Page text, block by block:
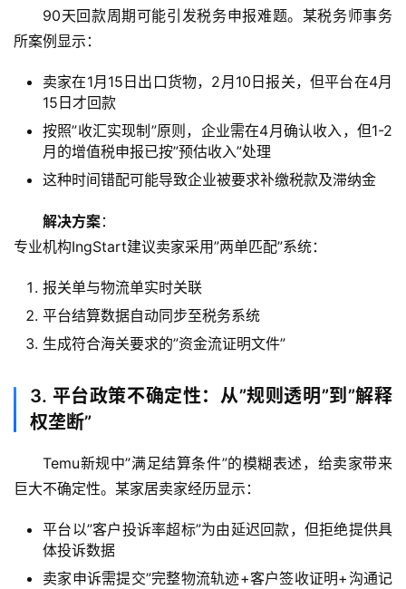
90天回款周期可能引发税务申报难题。某税务师事务
所案例显示：
卖家在1月15日出口货物，2月10日报关，但平台在4月
15日才回款
按照”收汇实现制”原则，企业需在4月确认收入，但1-2
月的增值税申报已按”预估收入”处理
这种时间错配可能导致企业被要求补缴税款及滞纳金
解决方案：
专业机构IngStart建议卖家采用”两单匹配”系统：
报关单与物流单实时关联
平台结算数据自动同步至税务系统
生成符合海关要求的”资金流证明文件”
3. 平台政策不确定性：从”规则透明”到”解释
权垄断”
Temu新规中”满足结算条件”的模糊表述，给卖家带来
巨大不确定性。某家居卖家经历显示：
平台以”客户投诉率超标”为由延迟回款，但拒绝提供具
体投诉数据
卖家申诉需提交”完整物流轨迹+客户签收证明+沟通记